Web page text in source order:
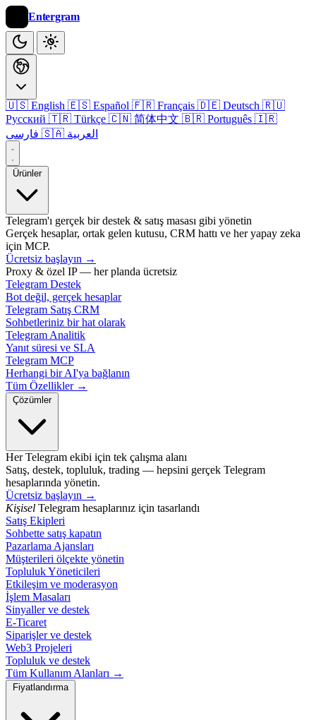
Entergram
🇺🇸 English 🇪🇸 Español 🇫🇷 Français 🇩🇪 Deutsch 🇷🇺
Русский 🇹🇷 Türkçe 🇨🇳 简体中文 🇧🇷 Português 🇮🇷
🇸🇦 العربية
Ürünler
Telegram'ı gerçek bir destek & satış masası gibi yönetin
Gerçek hesaplar, ortak gelen kutusu, CRM hattı ve her yapay zeka
için MCP.
Ücretsiz başlayın →
Proxy & özel IP — her planda ücretsiz
Telegram Destek
Bot değil, gerçek hesaplar
Telegram Satış CRM
Sohbetleriniz bir hat olarak
Telegram Analitik
Yanıt süresi ve SLA
Telegram MCP
Herhangi bir AI'ya bağlanın
Tüm Özellikler →
Çözümler
Her Telegram ekibi için tek çalışma alanı
Satış, destek, topluluk, trading — hepsini gerçek Telegram
hesaplarında yönetin.
Ücretsiz başlayın →
Kişisel Telegram hesaplarınız için tasarlandı
Satış Ekipleri
Sohbette satış kapatın
Pazarlama Ajansları
Müşterileri ölçekte yönetin
Topluluk Yöneticileri
Etkileşim ve moderasyon
İşlem Masaları
Sinyaller ve destek
E-Ticaret
Siparişler ve destek
Web3 Projeleri
Topluluk ve destek
Tüm Kullanım Alanları →
Fiyatlandırma